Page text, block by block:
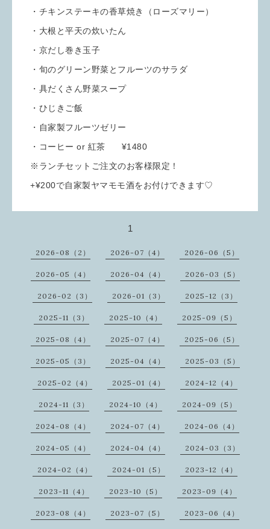
・チキンステーキの香草焼き（ローズマリー）
・大根と平天の炊いたん
・京だし巻き玉子
・旬のグリーン野菜とフルーツのサラダ
・具だくさん野菜スープ
・ひじきご飯
・自家製フルーツゼリー
・コーヒー or 紅茶 ¥1480
※ランチセットご注文のお客様限定！
+¥200で自家製ヤマモモ酒をお付けできます♡
1
2026-08（2） 2026-07（4） 2026-06（5）
2026-05（4） 2026-04（4） 2026-03（5）
2026-02（3） 2026-01（3） 2025-12（3）
2025-11（3） 2025-10（4） 2025-09（5）
2025-08（4） 2025-07（4） 2025-06（5）
2025-05（3） 2025-04（4） 2025-03（5）
2025-02（4） 2025-01（4） 2024-12（4）
2024-11（3） 2024-10（4） 2024-09（5）
2024-08（4） 2024-07（4） 2024-06（4）
2024-05（4） 2024-04（4） 2024-03（3）
2024-02（4） 2024-01（5） 2023-12（4）
2023-11（4） 2023-10（5） 2023-09（4）
2023-08（4） 2023-07（5） 2023-06（4）